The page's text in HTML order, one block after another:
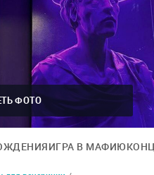
ФОТО
ИГРА В МАФИЮ